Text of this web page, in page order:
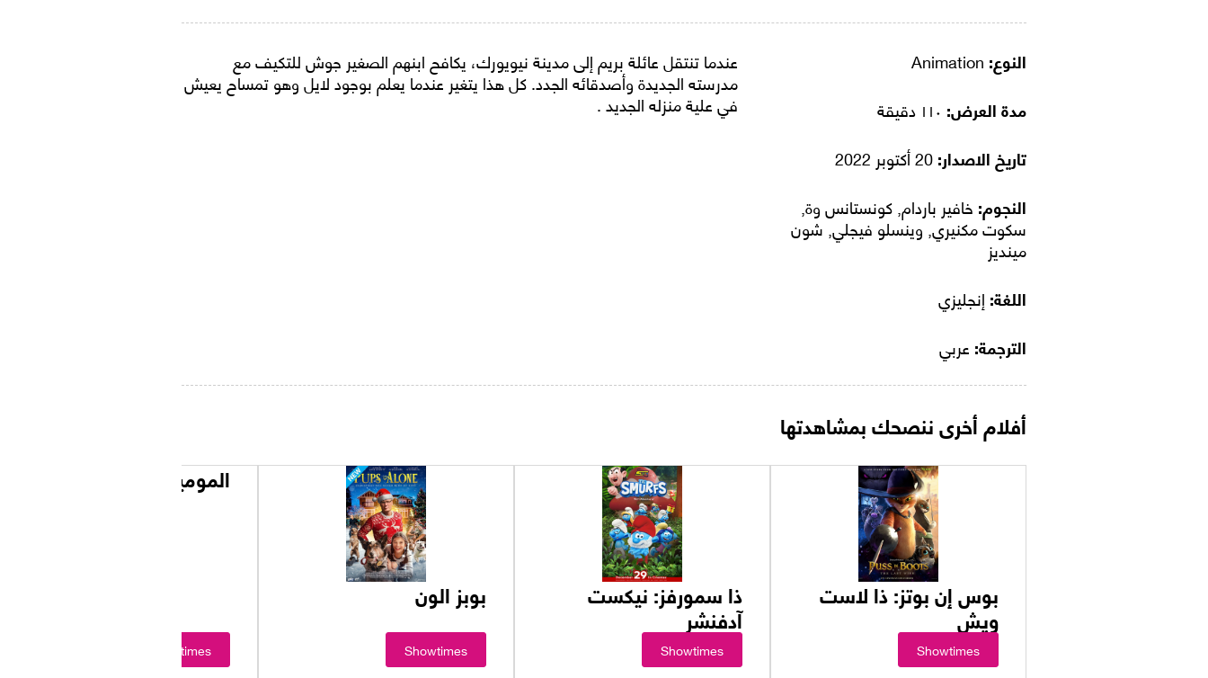
النوع:
مدة العرض:
تاريخ الاصدار:
النجوم: خافير باردام, كونستانس وة,
سكوت مكنيري, وينسلو فيجلي, شون
مينديز
اللغة: إنجليزي
الترجمة: عربي
عندما تنتقل عائلة بريم إلى مدينة نيويورك، يكافح ابنهم الصغير جوش للتكيف مع
مدرسته الجديدة وأصدقائه الجدد. كل هذا يتغير عندما يعلم بوجود لايل وهو تمساح يعيش
في علية منزله الجديد .
أفلام أخرى ننصحك بمشاهدتها
بوس إن بوتز: ذا لاست
ويش
Showtimes
ذا سمورفز: نيكست
آدفنشر
Showtimes
بوبز الون
Showtimes
المومياوات
Showtimes